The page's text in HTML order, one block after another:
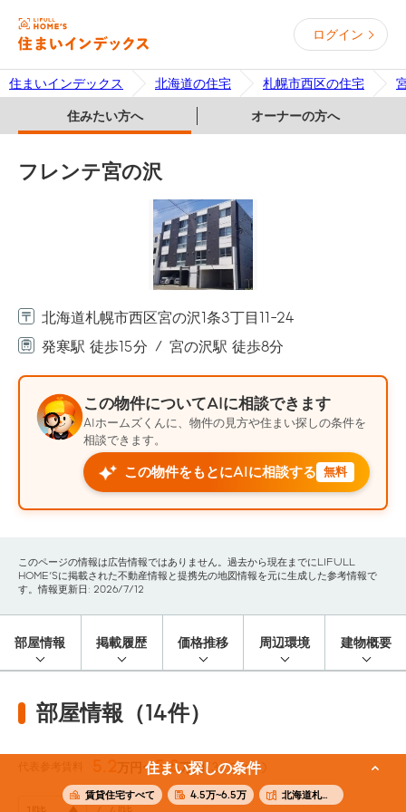
ログイン
住まいインデックス 北海道の住宅 札幌市西区の住宅
住みたい方へ オーナーの方へ
住まい探しの条件
賃貸住宅すべて 4.5万~6.5万 北海道札幌市西区
フレンテ宮の沢
北海道札幌市西区宮の沢1条3丁目11-24
発寒駅 徒歩15分
宮の沢駅 徒歩8分
この物件についてAIに相談できます
AIホームズくんに、物件の見方や住まい探しの条件を
相談できます。
この物件をもとにAIに相談する 無料
このページの情報は広告情報ではありません。過去から現在までにLIFULL
HOME'Sに掲載された不動産情報と提携先の地図情報を元に生成した参考情報で
す。情報更新日: 2026/7/12
部屋情報 掲載履歴 価格推移 周辺環境 建物概要
部屋情報（14件）
5.2 万円〜5.8万円(34.29m²)